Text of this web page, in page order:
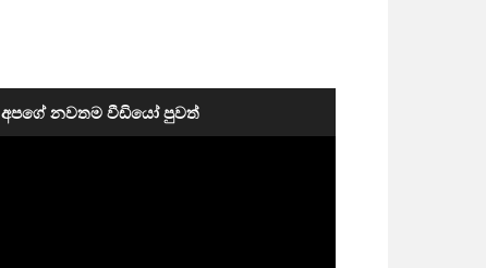
අපගේ නවතම වීඩියෝ පුවත්